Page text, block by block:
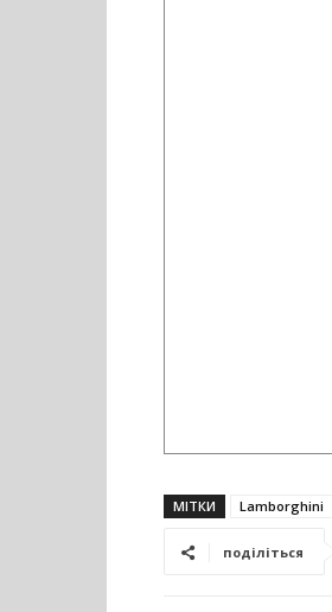
МІТКИ Lamborghini
поділіться